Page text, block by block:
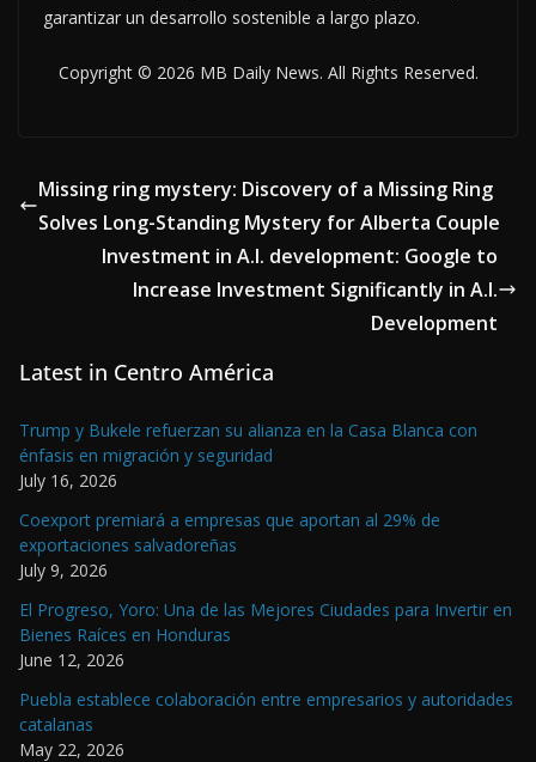
garantizar un desarrollo sostenible a largo plazo.
Copyright © 2026 MB Daily News. All Rights Reserved.
Missing ring mystery: Discovery of a Missing Ring
Solves Long-Standing Mystery for Alberta Couple
Investment in A.I. development: Google to
Increase Investment Significantly in A.I.
Development
Latest in Centro América
Trump y Bukele refuerzan su alianza en la Casa Blanca con
énfasis en migración y seguridad
July 16, 2026
Coexport premiará a empresas que aportan al 29% de
exportaciones salvadoreñas
July 9, 2026
El Progreso, Yoro: Una de las Mejores Ciudades para Invertir en
Bienes Raíces en Honduras
June 12, 2026
Puebla establece colaboración entre empresarios y autoridades
catalanas
May 22, 2026